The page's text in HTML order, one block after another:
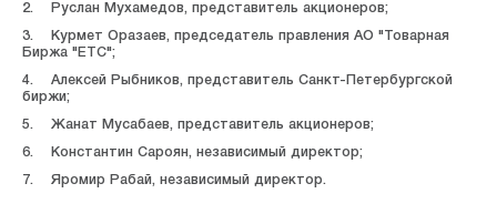
2. Руслан Мухамедов, представитель акционеров;
3. Курмет Оразаев, председатель правления АО "Товарная
Биржа "ЕТС";
4. Алексей Рыбников, представитель Санкт-Петербургской
биржи;
5. Жанат Мусабаев, представитель акционеров;
6. Константин Сароян, независимый директор;
7. Яромир Рабай, независимый директор.